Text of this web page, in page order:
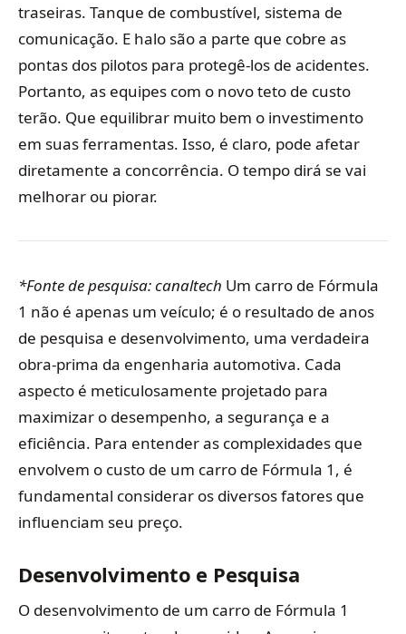
traseiras. Tanque de combustível, sistema de
comunicação. E halo são a parte que cobre as
pontas dos pilotos para protegê-los de acidentes.
Portanto, as equipes com o novo teto de custo
terão. Que equilibrar muito bem o investimento
em suas ferramentas. Isso, é claro, pode afetar
diretamente a concorrência. O tempo dirá se vai
melhorar ou piorar.
*Fonte de pesquisa: canaltech Um carro de Fórmula
1 não é apenas um veículo; é o resultado de anos
de pesquisa e desenvolvimento, uma verdadeira
obra-prima da engenharia automotiva. Cada
aspecto é meticulosamente projetado para
maximizar o desempenho, a segurança e a
eficiência. Para entender as complexidades que
envolvem o custo de um carro de Fórmula 1, é
fundamental considerar os diversos fatores que
influenciam seu preço.
Desenvolvimento e Pesquisa
O desenvolvimento de um carro de Fórmula 1